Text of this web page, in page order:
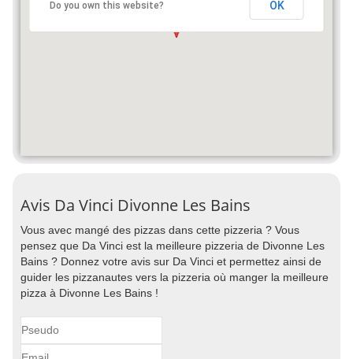
Do you own this website? OK
Avis Da Vinci Divonne Les Bains
Vous avec mangé des pizzas dans cette pizzeria ? Vous
pensez que Da Vinci est la meilleure pizzeria de Divonne Les
Bains ? Donnez votre avis sur Da Vinci et permettez ainsi de
guider les pizzanautes vers la pizzeria où manger la meilleure
pizza à Divonne Les Bains !